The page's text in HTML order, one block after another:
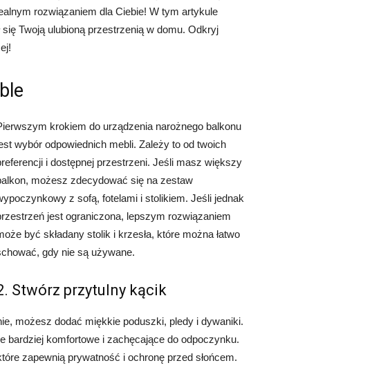
rozwiązaniem dla Ciebie! W tym artykule
Twoją ulubioną przestrzenią w domu. Odkryj
krokiem do urządzenia narożnego balkonu
wybór odpowiednich mebli. Zależy to od twoich
i dostępnej przestrzeni. Jeśli masz większy
możesz zdecydować się na zestaw
z sofą, fotelami i stolikiem. Jeśli jednak
jest ograniczona, lepszym rozwiązaniem
być składany stolik i krzesła, które można łatwo
gdy nie są używane.
Stwórz przytulny kącik
możesz dodać miękkie poduszki, pledy i dywaniki.
bardziej komfortowe i zachęcające do odpoczynku.
zapewnią prywatność i ochronę przed słońcem.